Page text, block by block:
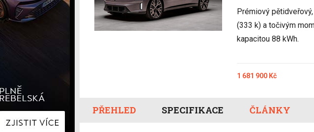
Hyundai
Kia
Mercedes-Benz
Hyundai
Kia
Mercedes-Benz
Ostatní
Prémiový
(333 k) a točivým
kapacitou 88 kWh.
1 681 900 Kč
PŘEHLED SPECIFIKACE ČLÁNKY